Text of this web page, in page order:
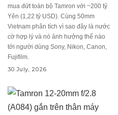
mua đứt toàn bộ Tamron với ~200 tỷ
Yên (1,22 tỷ USD). Cùng 50mm
Vietnam phân tích vì sao đây là nước
cờ hợp lý và nó ảnh hưởng thế nào
tới người dùng Sony, Nikon, Canon,
Fujifilm.
30 July, 2026